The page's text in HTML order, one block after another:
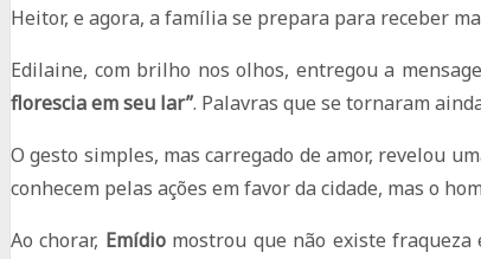
Heitor, e agora, a família se prepara para receber
Edilaine, com brilho nos olhos, entregou a
florescia em seu lar”. Palavras que se tornaram
O gesto simples, mas carregado de amor, revelou
conhecem pelas ações em favor da cidade, mas o
Ao chorar, Emídiomostrou que não existe fraqueza